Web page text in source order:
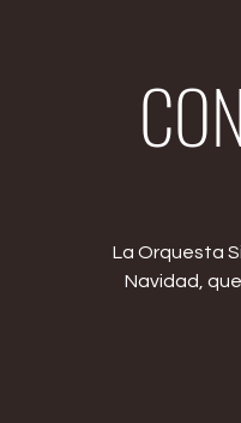
La Orquesta
Navidad,